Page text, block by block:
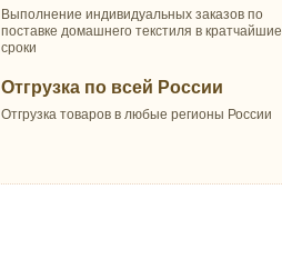
Выполнение индивидуальных заказов по
поставке домашнего текстиля в кратчайшие
сроки
Отгрузка по всей России
Отгрузка товаров в любые регионы России